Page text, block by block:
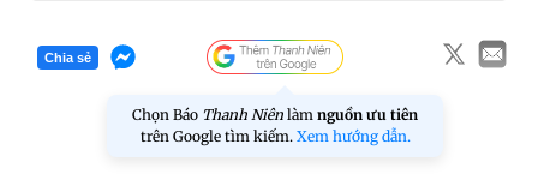
Chia sẻ
Chọn Báo Thanh Niên làm nguồn ưu tiên
trên Google tìm kiếm. Xem hướng dẫn.